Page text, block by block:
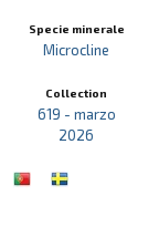
Specie minerale
Microcline
Collection
619 - marzo
2026